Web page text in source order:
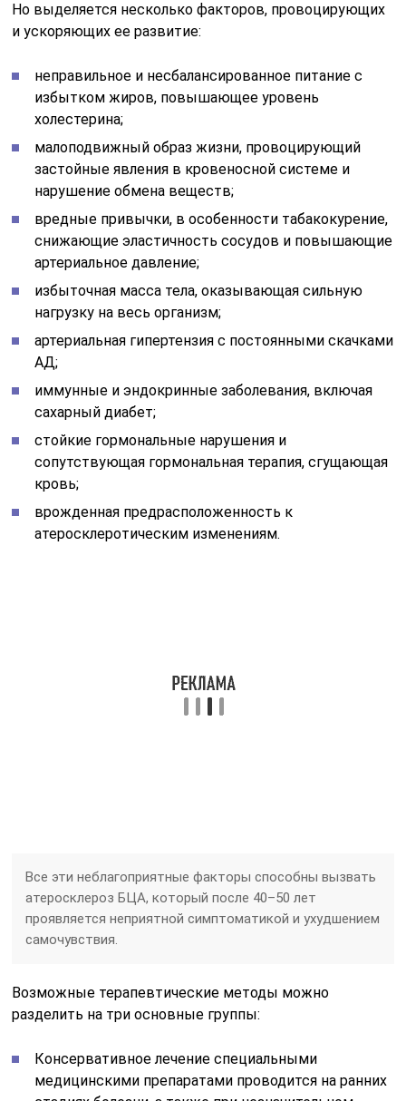
Но выделяется несколько факторов, провоцирующих
и ускоряющих ее развитие:
неправильное и несбалансированное питание с
избытком жиров, повышающее уровень
холестерина;
малоподвижный образ жизни, провоцирующий
застойные явления в кровеносной системе и
нарушение обмена веществ;
вредные привычки, в особенности табакокурение,
снижающие эластичность сосудов и повышающие
артериальное давление;
избыточная масса тела, оказывающая сильную
нагрузку на весь организм;
артериальная гипертензия с постоянными скачками
АД;
иммунные и эндокринные заболевания, включая
сахарный диабет;
стойкие гормональные нарушения и
сопутствующая гормональная терапия, сгущающая
кровь;
врожденная предрасположенность к
атеросклеротическим изменениям.
Все эти неблагоприятные факторы способны вызвать
атеросклероз БЦА, который после 40–50 лет
проявляется неприятной симптоматикой и ухудшением
самочувствия.
Возможные терапевтические методы можно
разделить на три основные группы:
Консервативное лечение специальными
медицинскими препаратами проводится на ранних